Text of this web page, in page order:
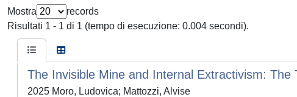
Mostra
records
Risultati 1 - 1 di 1 (tempo di esecuzione: 0.004 secondi).
The Invisible Mine and Internal Extractivism:
2025 Moro, Ludovica; Mattozzi, Alvise